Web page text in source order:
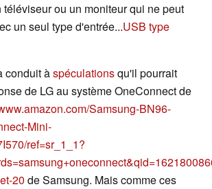
ou un moniteur qui ne peut
un seul type d'entrée...USB type
conduit àspéculationsqu'il pourrait
de LG au système OneConnect de
Samsung-BN96-
Mini-
ref=sr_1_1?
20 de Samsung. Mais comme ces